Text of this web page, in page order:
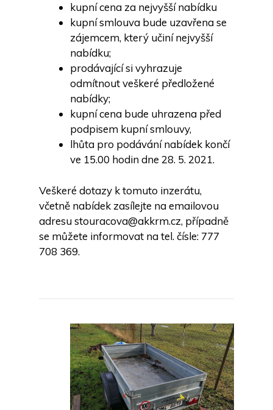
kupní cena za nejvyšší nabídku
kupní smlouva bude uzavřena se
zájemcem, který učiní nejvyšší
nabídku;
prodávající si vyhrazuje
odmítnout veškeré předložené
nabídky;
kupní cena bude uhrazena před
podpisem kupní smlouvy,
lhůta pro podávání nabídek končí
ve 15.00 hodin dne 28. 5. 2021.
Veškeré dotazy k tomuto inzerátu,
včetně nabídek zasílejte na emailovou
adresu stouracova@akkrm.cz, případně
se můžete informovat na tel. čísle: 777
708 369.